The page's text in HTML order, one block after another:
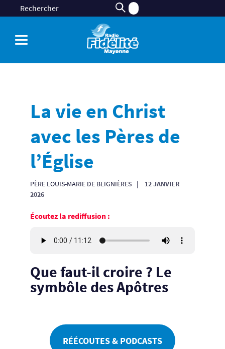
La vie en Christ
avec les Pères de
l’Église
PÈRE LOUIS-MARIE DE BLIGNIÈRES
12 JANVIER
2026
Écoutez la rediffusion :
Que faut-il croire ? Le
symbôle des Apôtres
RÉÉCOUTES & PODCASTS